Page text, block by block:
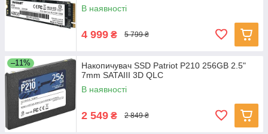
В наявності
4 999 ₴ 5 799 ₴
–11%
Накопичувач SSD Patriot P210 256GB 2.5"
7mm SATAIII 3D QLC
В наявності
2 549 ₴ 2 849 ₴